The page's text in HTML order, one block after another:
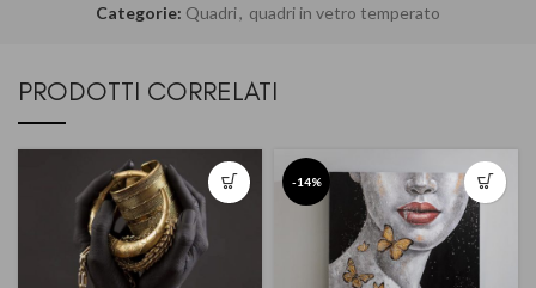
Categorie: Quadri, quadri in vetro temperato
PRODOTTI CORRELATI
-14%